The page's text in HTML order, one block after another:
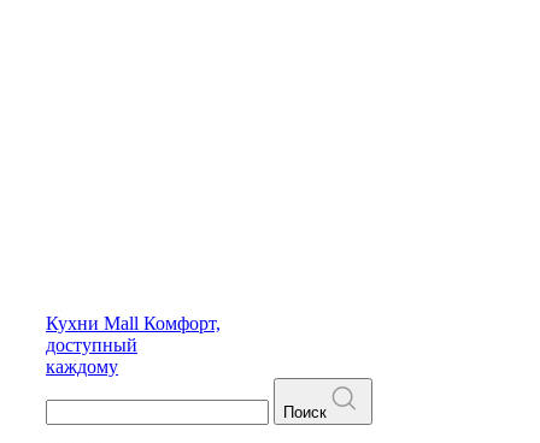
Кухни Mall Комфорт,
доступный
каждому
Поиск